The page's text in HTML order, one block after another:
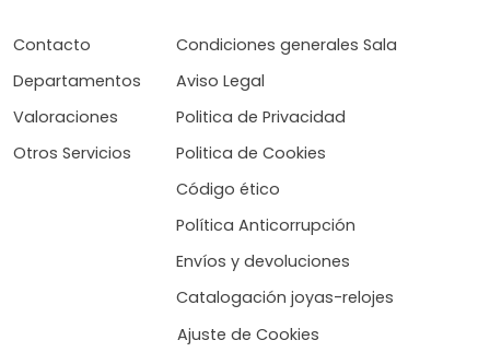
Contacto
Departamentos
Valoraciones
Otros Servicios
Condiciones generales Sala
Aviso Legal
Politica de Privacidad
Politica de Cookies
Código ético
Política Anticorrupción
Envíos y devoluciones
Catalogación joyas-relojes
Ajuste de Cookies